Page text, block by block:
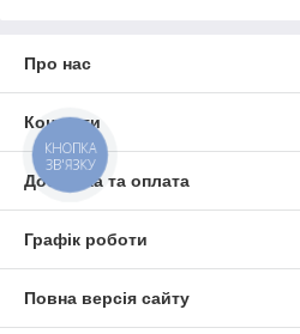
Про нас
Контакти
Доставка та оплата
Графік роботи
Повна версія сайту
КНОПКА
ЗВ'ЯЗКУ